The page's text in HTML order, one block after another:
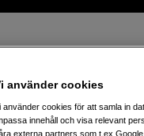
E18-80mm T4,4L IS KAS S,
använder cookies
använder cookies för att samla in
innehåll och visa relevant
externa partners som t.ex